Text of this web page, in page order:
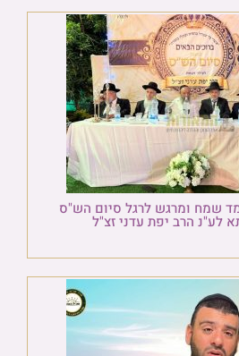
שמח ומרגש לרגל סיום הש"ס
לע"נ הרב יפת עדני זצ"ל